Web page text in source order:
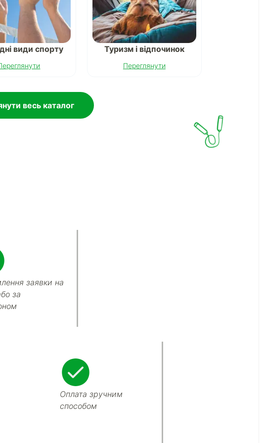
види спорту Туризм і відпочинок
Переглянути
весь каталог
заявки на
за
Оплата зручним
способом